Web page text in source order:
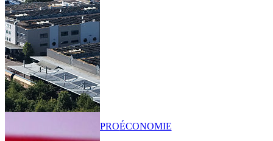
PROÉCONOMIE